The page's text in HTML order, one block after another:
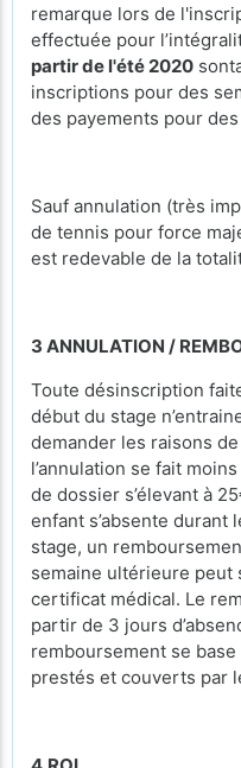
remarque lors de
effectuée pour
partir de l'été 2020
inscriptions pour des
des payements pour
Sauf annulation (très
de tennis pour force
est redevable de la
3 ANNULATION /
Toute désinscription
début du stage
demander les raisons
l’annulation se fait
de dossier s’élevant à
enfant s’absente durant
stage, un
semaine ultérieure peut
certificat médical. Le
partir de 3 jours
remboursement se
prestés et couverts par